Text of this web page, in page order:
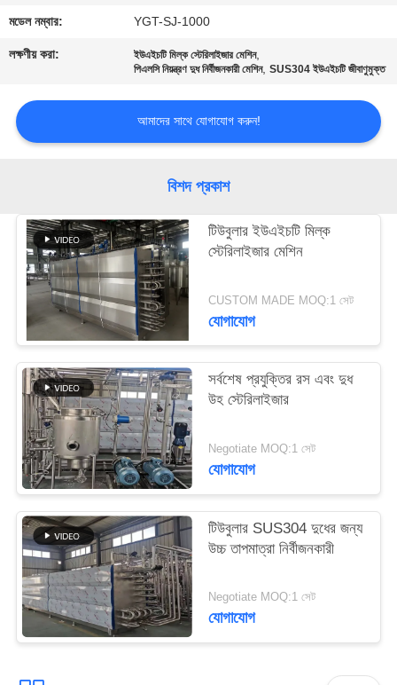
মান
নিয়ন্ত্রণ
যোগাযোগ
করুন
কেস
সাইট
ম্যাপ
PRIVACY
POLICY
মডেল নম্বার: YGT-SJ-1000
লক্ষণীয় করা: ইউএইচটি মিল্ক স্টেরিলাইজার মেশিন,
পিএলসি নিয়ন্ত্রণ দুধ নির্বীজনকারী মেশিন,SUS304 ইউএইচটি জীবাণুমুক্ত
আমাদের সাথে যোগাযোগ করুন!
বিশদ প্রকাশ
টিউবুলার ইউএইচটি মিল্ক
স্টেরিলাইজার মেশিন
CUSTOM MADE MOQ:1 সেট
যোগাযোগ
সর্বশেষ প্রযুক্তির রস এবং দুধ
উহ স্টেরিলাইজার
Negotiate MOQ:1 সেট
যোগাযোগ
টিউবুলার SUS304 দুধের জন্য
উচ্চ তাপমাত্রা নির্বীজনকারী
Negotiate MOQ:1 সেট
যোগাযোগ